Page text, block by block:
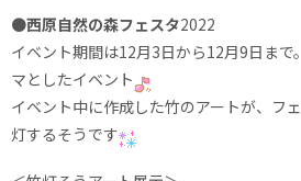
●西原自然の森フェスタ2022
イベント期間は12月3日から12月9日まで
マとしたイベント
イベント中に作成した竹のアートが、フ
灯するそうです